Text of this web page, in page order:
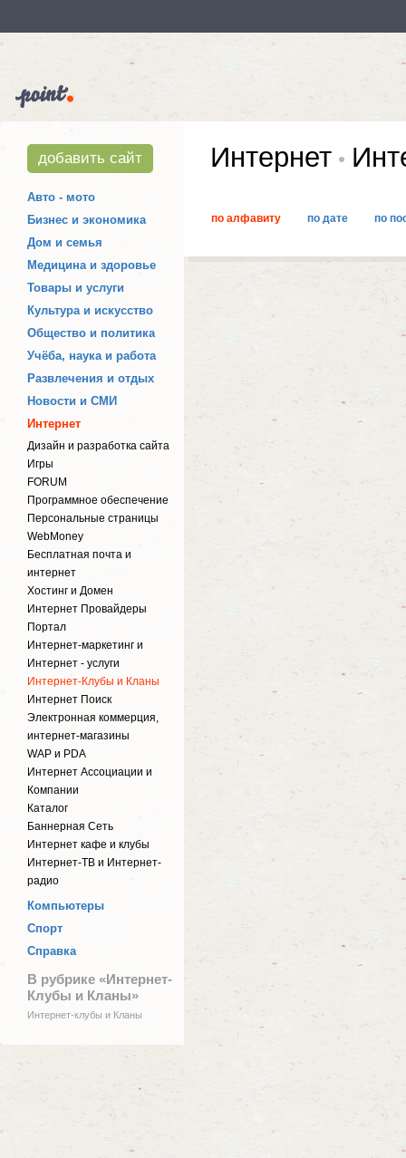
добавить сайт
Авто - мото
Бизнес и экономика
Дом и семья
Медицина и здоровье
Товары и услуги
Культура и искусство
Общество и политика
Учёба, наука и работа
Развлечения и отдых
Новости и СМИ
Интернет
Дизайн и разработка сайта
Игры
FORUM
Программное обеспечение
Персональные страницы
WebMoney
Бесплатная почта и
интернет
Хостинг и Домен
Интернет Провайдеры
Портал
Интернет-маркетинг и
Интернет - услуги
Интернет-Клубы и Кланы
Интернет Поиск
Электронная коммерция,
интернет-магазины
WAP и PDA
Интернет Ассоциации и
Компании
Каталог
Баннерная Сеть
Интернет кафе и клубы
Интернет-ТВ и Интернет-
радио
Компьютеры
Спорт
Справка
В рубрике «Интернет-
Клубы и Кланы»
Интернет-клубы и Кланы
Интернет
по алфавиту по дате по